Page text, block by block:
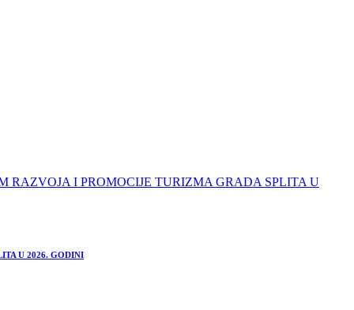
U 2026. GODINI